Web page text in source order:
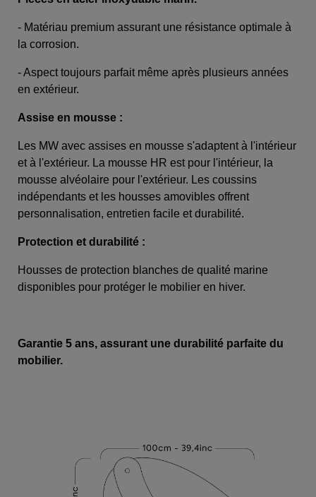
- Matériau premium assurant une résistance optimale à
la corrosion.
- Aspect toujours parfait même après plusieurs années
en extérieur.
Assise en mousse :
Les MW avec assises en mousse s'adaptent à l'intérieur
et à l'extérieur. La mousse HR est pour l'intérieur, la
mousse alvéolaire pour l'extérieur. Les coussins
indépendants et les housses amovibles offrent
personnalisation, entretien facile et durabilité.
Protection et durabilité :
Housses de protection blanches de qualité marine
disponibles pour protéger le mobilier en hiver.
Garantie 5 ans, assurant une durabilité parfaite du
mobilier.